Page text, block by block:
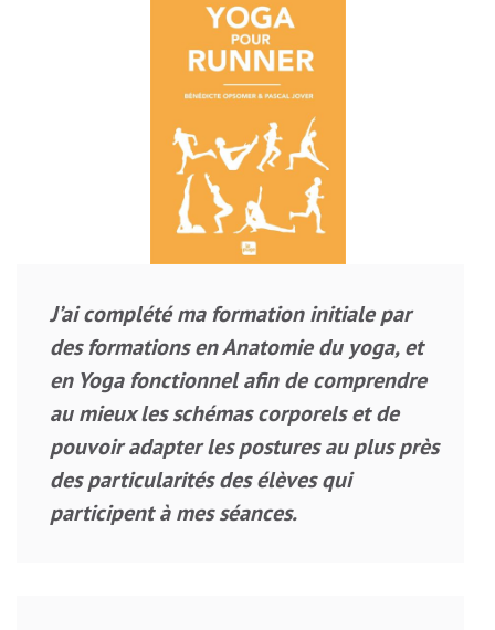
J’ai complété ma formation initiale par
des formations enAnatomie du yoga, et
en Yoga fonctionnelafin de comprendre
au mieux les schémas corporels et de
pouvoir adapter les postures au plus près
des particularités des élèves qui
participent à mes séances.